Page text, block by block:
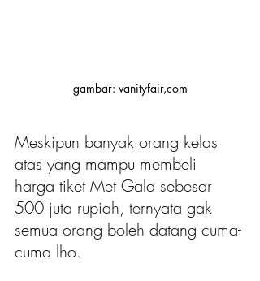
gambar: vanityfair,com
Meskipun banyak orang kelas
atas yang mampu membeli
harga tiket Met Gala sebesar
500 juta rupiah, ternyata gak
semua orang boleh datang cuma-
cuma lho.